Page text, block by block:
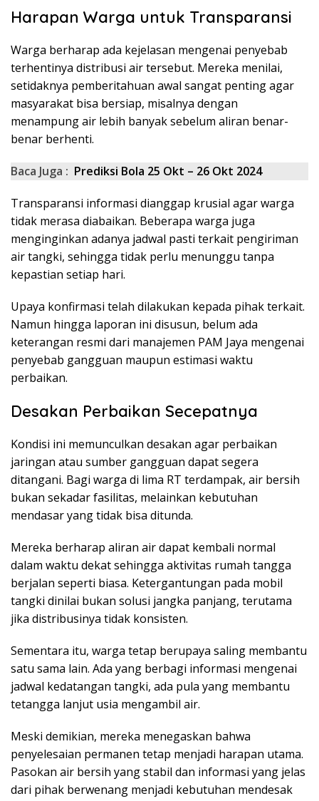
Harapan Warga untuk Transparansi
Warga berharap ada kejelasan mengenai penyebab
terhentinya distribusi air tersebut. Mereka menilai,
setidaknya pemberitahuan awal sangat penting agar
masyarakat bisa bersiap, misalnya dengan
menampung air lebih banyak sebelum aliran benar-
benar berhenti.
Baca Juga : Prediksi Bola 25 Okt – 26 Okt 2024
Transparansi informasi dianggap krusial agar warga
tidak merasa diabaikan. Beberapa warga juga
menginginkan adanya jadwal pasti terkait pengiriman
air tangki, sehingga tidak perlu menunggu tanpa
kepastian setiap hari.
Upaya konfirmasi telah dilakukan kepada pihak terkait.
Namun hingga laporan ini disusun, belum ada
keterangan resmi dari manajemen PAM Jaya mengenai
penyebab gangguan maupun estimasi waktu
perbaikan.
Desakan Perbaikan Secepatnya
Kondisi ini memunculkan desakan agar perbaikan
jaringan atau sumber gangguan dapat segera
ditangani. Bagi warga di lima RT terdampak, air bersih
bukan sekadar fasilitas, melainkan kebutuhan
mendasar yang tidak bisa ditunda.
Mereka berharap aliran air dapat kembali normal
dalam waktu dekat sehingga aktivitas rumah tangga
berjalan seperti biasa. Ketergantungan pada mobil
tangki dinilai bukan solusi jangka panjang, terutama
jika distribusinya tidak konsisten.
Sementara itu, warga tetap berupaya saling membantu
satu sama lain. Ada yang berbagi informasi mengenai
jadwal kedatangan tangki, ada pula yang membantu
tetangga lanjut usia mengambil air.
Meski demikian, mereka menegaskan bahwa
penyelesaian permanen tetap menjadi harapan utama.
Pasokan air bersih yang stabil dan informasi yang jelas
dari pihak berwenang menjadi kebutuhan mendesak